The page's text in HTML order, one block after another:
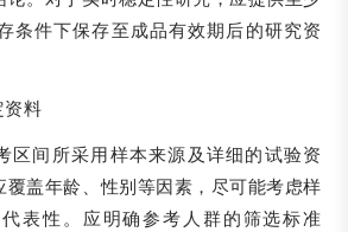
条件下保存至成品有效期后的研究资
资料
区间所采用样本来源及详细的试验资
覆盖年龄、性别等因素，尽可能考虑样
表性。应明确参考人群的筛选标准